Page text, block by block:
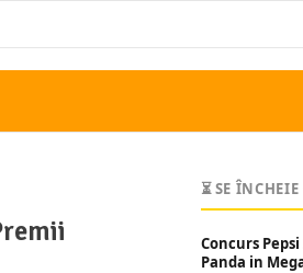
⏳ SE
Concurs Pepsi
Panda in